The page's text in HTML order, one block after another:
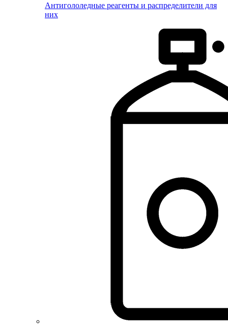
Антигололедные реагенты и распределители для
них